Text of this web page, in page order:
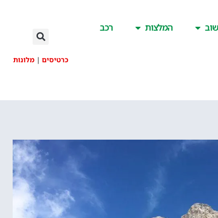
המלצות רכב
כרטיסים | מלונות